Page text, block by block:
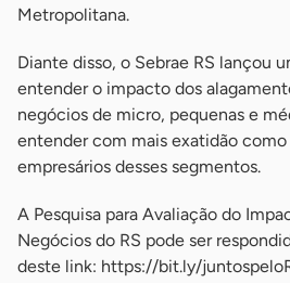
Metropolitana.
Diante disso, o Sebrae RS lançou
entender o impacto dos
negócios de micro, pequenas e
entender com mais exatidão como
empresários desses segmentos.
A Pesquisa para Avaliação do
Negócios do RS pode ser
deste link: https://bit.ly/